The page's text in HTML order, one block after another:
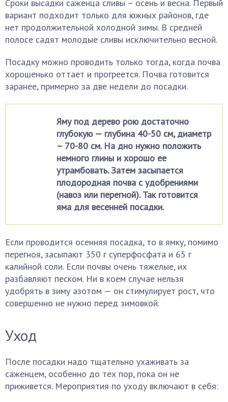
Сроки высадки саженца сливы – осень и весна. Первый
вариант подходит только для южных районов, где
нет продолжительной холодной зимы. В средней
полосе садят молодые сливы исключительно весной.
Посадку можно проводить только тогда, когда почва
хорошенько оттает и прогреется. Почва готовится
заранее, примерно за две недели до посадки.
Яму под дерево рою достаточно
глубокую — глубина 40-50 см, диаметр
– 70-80 см. На дно нужно положить
немного глины и хорошо ее
утрамбовать. Затем засыпается
плодородная почва с удобрениями
(навоз или перегной). Так готовится
яма для весенней посадки.
Если проводится осенняя посадка, то в ямку, помимо
перегноя, засыпают 350 г суперфосфата и 65 г
калийной соли. Если почвы очень тяжелые, их
разбавляют песком. Ни в коем случае нельзя
удобрять в зиму азотом — он стимулирует рост, что
совершенно не нужно перед зимовкой.
Уход
После посадки надо тщательно ухаживать за
саженцем, особенно до тех пор, пока он не
приживется. Мероприятия по уходу включают в себя: